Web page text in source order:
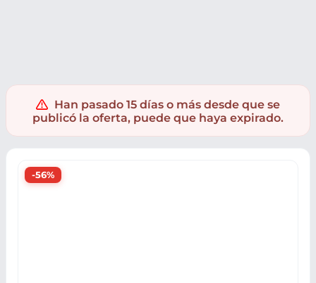
Han pasado 15 días o más desde que se
publicó la oferta, puede que haya expirado.
-56%